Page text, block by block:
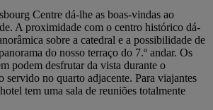
Centre dá-lhe as boas-vindas ao
A proximidade com o centro histórico dá-
sobre a catedral e a possibilidade de
do nosso terraço do 7.º andar. Os
podem desfrutar da vista durante o
servido no quarto adjacente. Para viajantes
tem uma sala de reuniões totalmente